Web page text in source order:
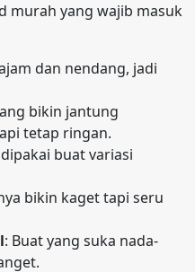
murah yang wajib masuk
dan nendang, jadi
bikin jantung
tetap ringan.
buat variasi
bikin kaget tapi seru
: Buat yang suka nada-